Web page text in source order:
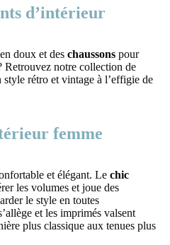
d’intérieur
doux et deschaussons pour
Retrouvez notre collection de
style rétro et vintage à l’effigie de
femme
et élégant. Lechic
les volumes et joue des
le style en toutes
et les imprimés valsent
plus classique aux tenues plus